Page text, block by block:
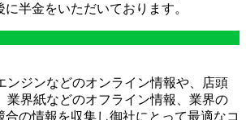
半金をいただいております。
ンジンなどのオンライン情報や、店頭
業界紙などのオフライン情報、業界の
合の情報を収集し御社にとって最適なコ